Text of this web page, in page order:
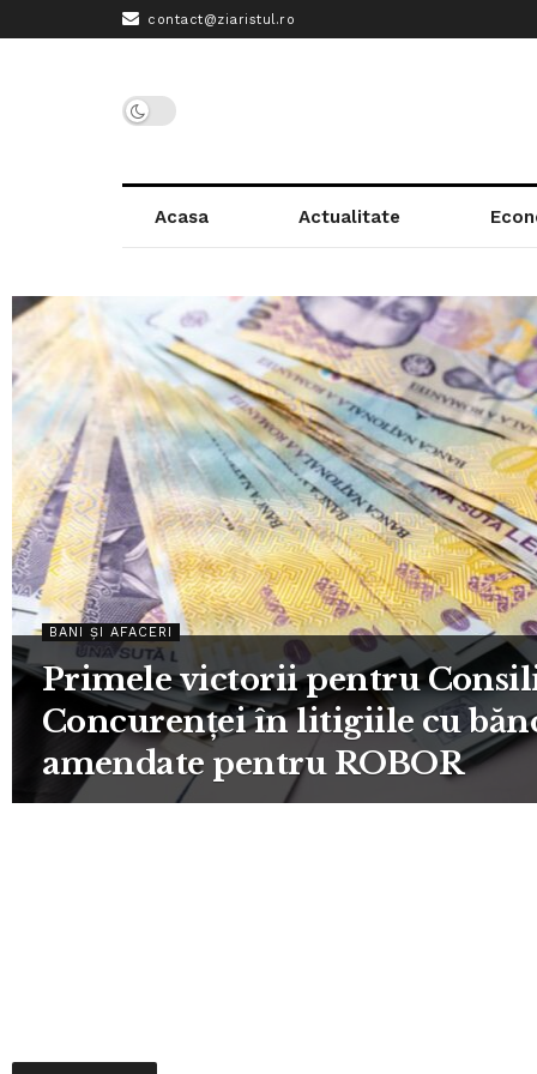
contact@ziaristul.ro
Acasa Actualitate
BANI ȘI AFACERI
Primele victorii pentru
Concurenței în litigiile cu
amendate pentru ROBOR